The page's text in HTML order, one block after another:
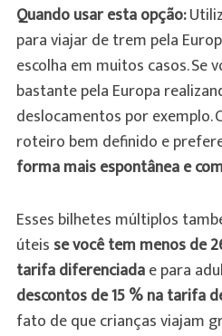
Quando usar esta opção:
para viajar de trem pela
escolha em muitos casos. Se
bastante pela Europa
deslocamentos por exemplo.
roteiro bem definido e
forma mais espontânea e
Esses bilhetes múltiplos
úteis se você tem menos de
tarifa diferenciadae para
descontos de 15 % na tarifa
fato de que crianças viajam